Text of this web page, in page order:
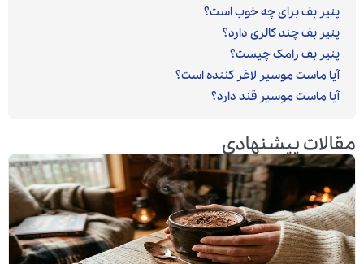
پنیر بف برای چه خوب است؟
پنیر بف چند کالری دارد؟
پنیر بف رامک چیست؟
آیا ماست موسیر لاغر کننده است؟
آیا ماست موسیر قند دارد؟
مقالات پیشنهادی